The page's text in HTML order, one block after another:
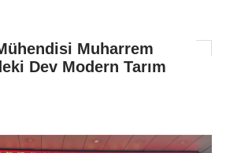
Muharrem
Dev Modern Tarım